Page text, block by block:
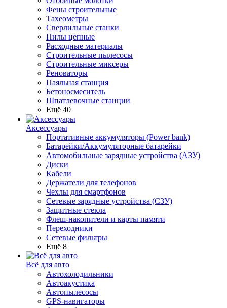
Фены строительные
Тахеометры
Сверлильные станки
Пилы цепные
Расходные материалы
Строительные пылесосы
Строительные миксеры
Реноваторы
Паяльная станция
Бетоносмеситель
Шпатлевочные станции
Ещё 40
Аксессуары
Портативные аккумуляторы (Power bank)
Батарейки/Аккумуляторные батарейки
Автомобильные зарядные устройства (АЗУ)
Диски
Кабели
Держатели для телефонов
Чехлы для смартфонов
Сетевые зарядные устройства (СЗУ)
Защитные стекла
Флеш-накопители и карты памяти
Переходники
Сетевые фильтры
Ещё 8
Всё для авто
Автохолодильники
Автоакустика
Автопылесосы
GPS-навигаторы